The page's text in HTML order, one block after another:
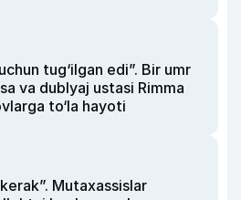
tug‘ilgan edi”. Bir umr
va dublyaj ustasi Rimma
to‘la hayoti
Mutaxassislar